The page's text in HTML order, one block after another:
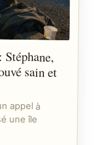
sain et
appel à
une île